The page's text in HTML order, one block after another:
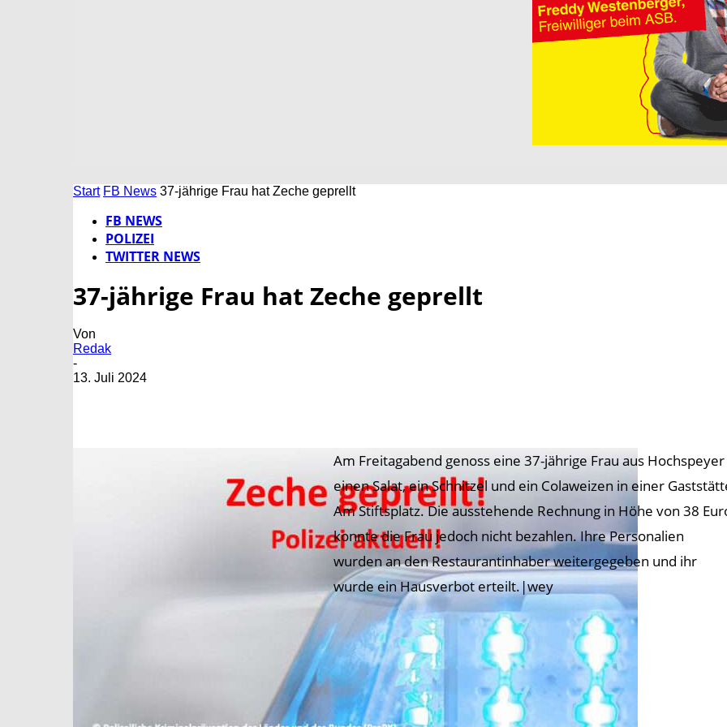
Start FB News 37-jährige Frau hat Zeche geprellt
FB NEWS
POLIZEI
TWITTER NEWS
37-jährige Frau hat Zeche geprellt
Von
Redak
-
13. Juli 2024
Am Freitagabend genoss eine 37-jährige Frau aus Hochspeyer
einen Salat, ein Schnitzel und ein Colaweizen in einer
Am Stiftsplatz. Die ausstehende Rechnung in Höhe von 38
konnte die Frau jedoch nicht bezahlen. Ihre Personalien
wurden an den Restaurantinhaber weitergegeben und ihr
wurde ein Hausverbot erteilt.|wey